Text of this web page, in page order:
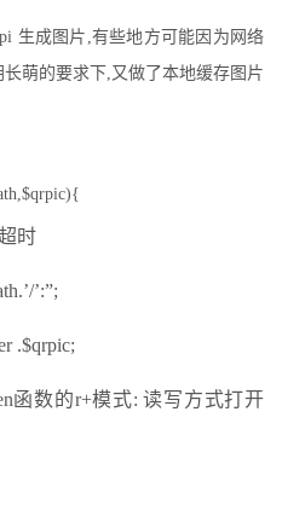
生成图片,有些地方可能因为网络
萌的要求下,又做了本地缓存图片
时
’:”;
.$qrpic;
函数的r+模式: 读写方式打开